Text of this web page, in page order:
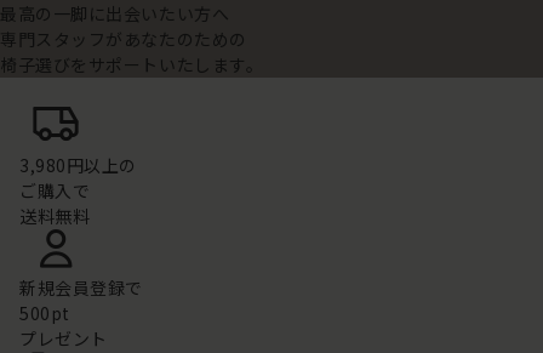
最高の一脚に出会いたい方へ
専門スタッフがあなたのための
椅子選びをサポートいたします。
3,980円以上の
ご購入で
送料無料
新規会員登録で
500pt
プレゼント